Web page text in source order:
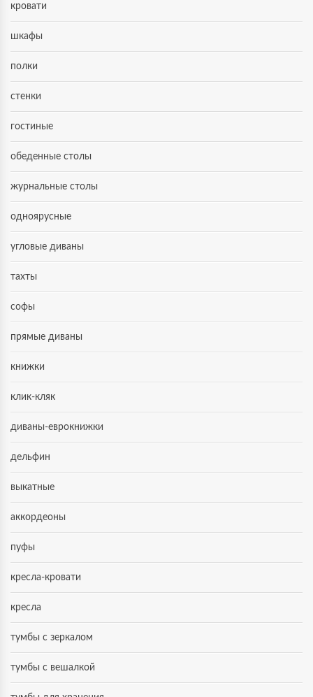
кровати
шкафы
полки
стенки
гостиные
обеденные столы
журнальные столы
одноярусные
угловые диваны
тахты
софы
прямые диваны
книжки
клик-кляк
диваны-еврокнижки
дельфин
выкатные
аккордеоны
пуфы
кресла-кровати
кресла
тумбы с зеркалом
тумбы с вешалкой